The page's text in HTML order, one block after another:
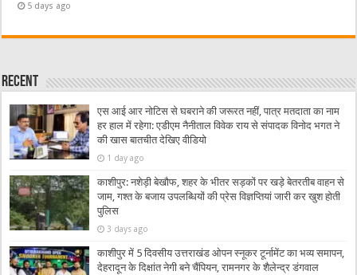
5 days ago
Recent
एस आई आर नोटिस से घबराने की जरूरत नहीं, पात्र मतदाता का नाम
हर हाल में रहेगा: एडीएम नैनीताल विवेक राय से संपादक विनोद भगत ने
की खास बातचीत देखिए वीडियो
1 day ago
काशीपुर: नशेड़ी बेखौफ, शहर के भीतर सड़कों पर खड़े बेतरतीब वाहन से
जाम, गश्त के बजाय उपलब्धियों की प्रेस विज्ञप्तियां जारी कर खुश होती
पुलिस
3 days ago
काशीपुर में 5 दिवसीय उत्तराखंड ओपन स्नूकर टूर्नामेंट का भव्य समापन,
देहरादून के दिक्षांत नेगी बने चैंपियन, रामनगर के शैलेन्द्र डंगवाल